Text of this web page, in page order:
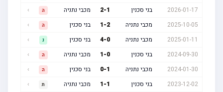
2026-01-17
בני סכנין 2 מכבי נתניה
2025-10-05
מכבי נתניה 1 בני סכנין
2025-01-11
מכבי נתניה 4 בני סכנין
2024-09-30
בני סכנין 1 מכבי נתניה
2024-01-30
מכבי נתניה 0 בני סכנין
2023-12-02
בני סכנין 1 מכבי נתניה